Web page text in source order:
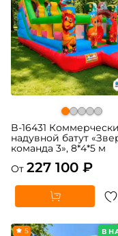
B-16431
надувной батут
команда 3», 8*4*5 м
От 227 100 ₽
В
5